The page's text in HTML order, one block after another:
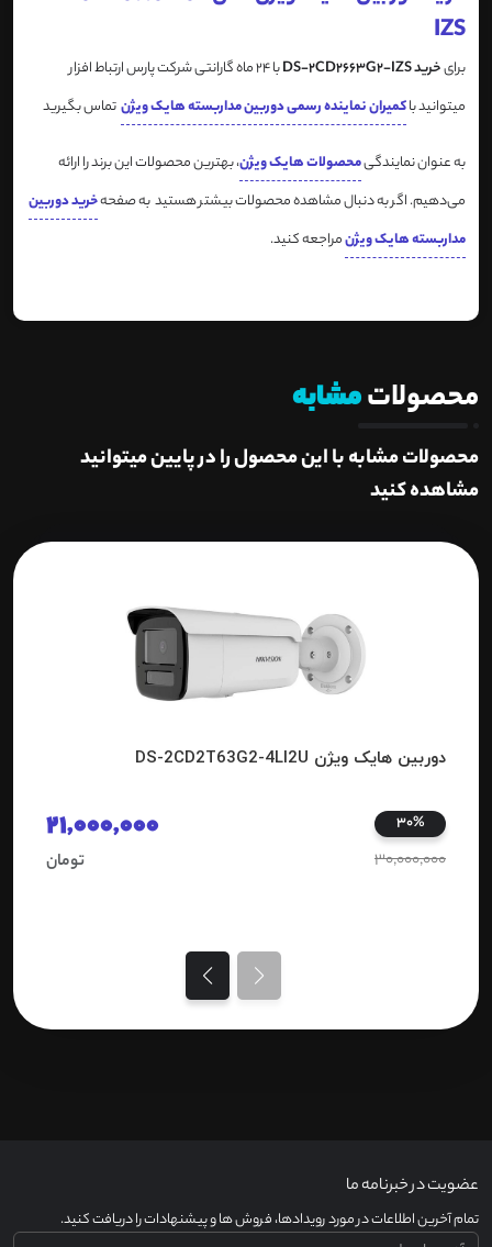
IZS
برایخرید DS-2CD2663G2-IZS
با 24 ماه گارانتی شرکت پارس ارتباط افزار
میتوانید باکمیران نماینده رسمی دوربین مداربسته هایک ویژنتماس بگیرید
به عنوان نمایندگیمحصولات هایک ویژن، بهترین محصولات این برند را ارائه
می‌دهیم. اگر به دنبال مشاهده محصولات بیشتر هستید به صفحهخرید دوربین
مداربسته هایک ویژنمراجعه کنید.
محصولاتمشابه
محصولات مشابه با این محصول را در پایین میتوانید
مشاهده کنید
دوربین هایک ویژن DS-2CD2T63G2-4LI2U
30%
30,000,000
21,000,000
تومان
عضویت در خبرنامه ما
تمام آخرین اطلاعات در مورد رویدادها، فروش ها و پیشنهادات را دریافت کنید.